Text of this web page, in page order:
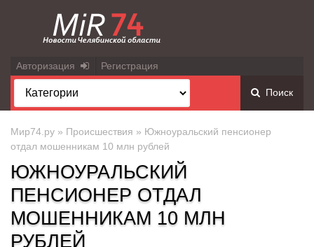
Авторизация Регистрация
Поиск
Мир74.ру » Происшествия » Южноуральский пенсионер
отдал мошенникам 10 млн рублей
ЮЖНОУРАЛЬСКИЙ
ПЕНСИОНЕР ОТДАЛ
МОШЕННИКАМ 10 МЛН
РУБЛЕЙ